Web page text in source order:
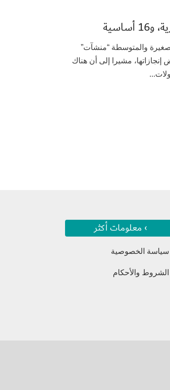
للمنشآت الصغيرة والمتوسطة “منشآت”
إنجازاتها، مشيرا إلى أن هناك
› معلومات أكثر
سياسة الخصوصية
الشروط والأحكام